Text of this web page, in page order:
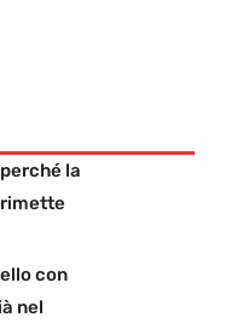
la
con
nel